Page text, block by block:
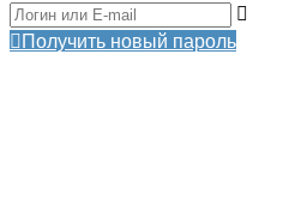
Получить новый пароль